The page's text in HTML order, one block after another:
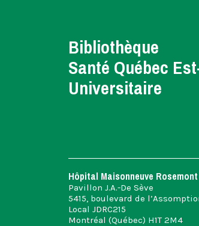
Bibliothèque
Santé Québec
Universitaire
Hôpital Maisonneuve Rosemont
Pavillon J.A.-De Sève
5415, boulevard de
Local JDRC215
Montréal (Québec) H1T 2M4